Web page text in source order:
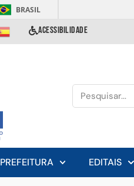
BRASIL
ACESSIBILIDADE
PREFEITURA EDITAIS